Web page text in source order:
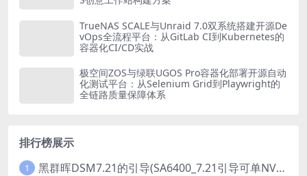
TrueNAS SCALE与Unraid 7.0双系统搭建开源De
vOps全流程平台：从GitLab CI到Kubernetes的
容器化CI/CD实战
极空间ZOS与绿联UGOS Pro容器化部署开源自动
化测试平台：从Selenium Grid到Playwright的
全链路质量保障体系
排行榜展示
1 黑群晖DSM7.21的引导(SA6400_7.21引导可单NVME安装系统）